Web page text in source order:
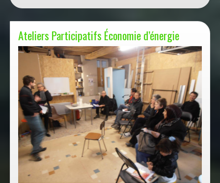
Ateliers Participatifs Économie d’énergie